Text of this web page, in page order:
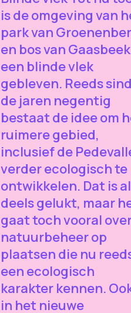
is de omgeving van
park van
en bos van Gaasbeek
een blinde vlek
gebleven. Reeds
de jaren negentig
bestaat de idee om
ruimere gebied,
inclusief de
verder ecologisch te
ontwikkelen. Dat is al
deels gelukt, maar
gaat toch vooral
natuurbeheer op
plaatsen die nu
een ecologisch
karakter kennen.
in het nieuwe